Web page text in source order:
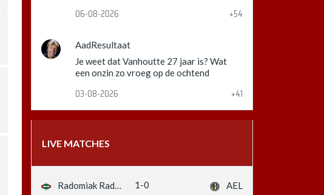
06-08-2026 +54
AadResultaat
Je weet dat Vanhoutte 27 jaar is? Wat
een onzin zo vroeg op de ochtend
03-08-2026 +41
LIVE MATCHES
Radomiak Radom 1-0 AEL